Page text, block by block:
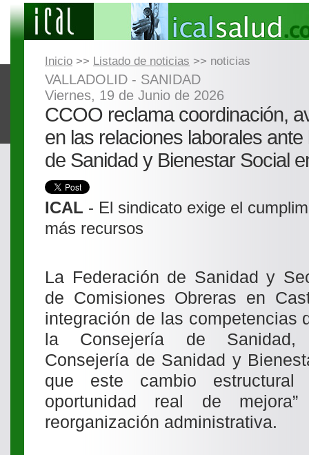
Inicio >> Listado de noticias >> noticias
VALLADOLID - SANIDAD
Viernes, 19 de Junio de 2026
CCOO reclama coordinación,
en las relaciones laborales
de Sanidad y Bienestar Social
ICAL - El sindicato exige el
más recursos
La Federación de Sanidad y
de Comisiones Obreras en
integración de las competencias
la Consejería de Sanidad,
Consejería de Sanidad y
que este cambio estructural
oportunidad real de
reorganización administrativa.